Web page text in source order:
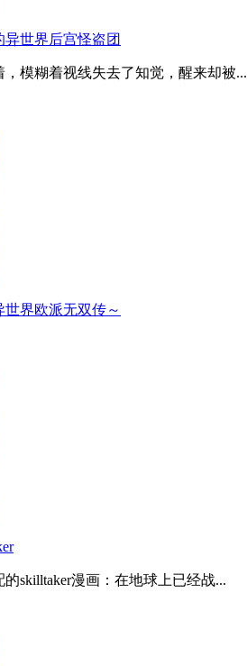
世界后宫怪盗团
模糊着视线失去了知觉，醒来却被...
界欧派无双传～
skilltaker漫画：在地球上已经战...